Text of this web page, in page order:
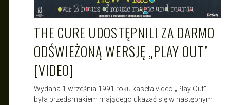
THE CURE UDOSTĘPNILI ZA DARMO
ODŚWIEŻONĄ WERSJĘ „PLAY OUT”
[VIDEO]
Wydana 1 września 1991 roku kaseta video „Play Out”
była przedsmakiem mającego ukazać się w następnym